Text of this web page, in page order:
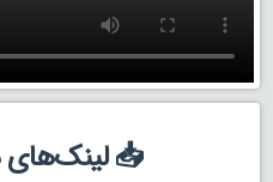
📥 لینک‌های